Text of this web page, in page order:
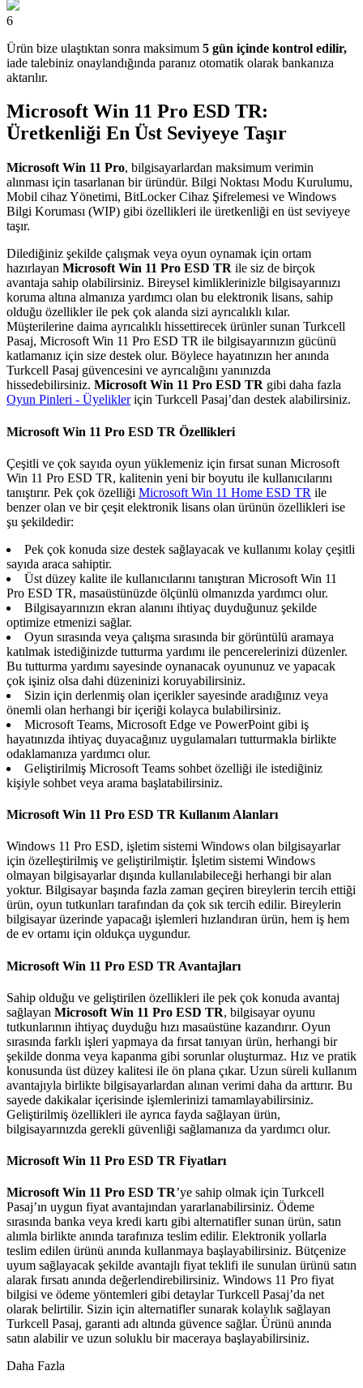
6
Ürün bize ulaştıktan sonra maksimum 5 gün içinde kontrol edilir,
iade talebiniz onaylandığında paranız otomatik olarak bankanıza
aktarılır.
Microsoft Win 11 Pro ESD TR:
Üretkenliği En Üst Seviyeye Taşır
Microsoft Win 11 Pro, bilgisayarlardan maksimum verimin
alınması için tasarlanan bir üründür. Bilgi Noktası Modu Kurulumu,
Mobil cihaz Yönetimi, BitLocker Cihaz Şifrelemesi ve Windows
Bilgi Koruması (WIP) gibi özellikleri ile üretkenliği en üst seviyeye
taşır.
Dilediğiniz şekilde çalışmak veya oyun oynamak için ortam
hazırlayan Microsoft Win 11 Pro ESD TR ile siz de birçok
avantaja sahip olabilirsiniz. Bireysel kimliklerinizle bilgisayarınızı
koruma altına almanıza yardımcı olan bu elektronik lisans, sahip
olduğu özellikler ile pek çok alanda sizi ayrıcalıklı kılar.
Müşterilerine daima ayrıcalıklı hissettirecek ürünler sunan Turkcell
Pasaj, Microsoft Win 11 Pro ESD TR ile bilgisayarınızın gücünü
katlamanız için size destek olur. Böylece hayatınızın her anında
Turkcell Pasaj güvencesini ve ayrıcalığını yanınızda
hissedebilirsiniz. Microsoft Win 11 Pro ESD TR gibi daha fazla
Oyun Pinleri - Üyelikleriçin Turkcell Pasaj’dan destek alabilirsiniz.
Microsoft Win 11 Pro ESD TR Özellikleri
Çeşitli ve çok sayıda oyun yüklemeniz için fırsat sunan Microsoft
Win 11 Pro ESD TR, kalitenin yeni bir boyutu ile kullanıcılarını
tanıştırır. Pek çok özelliği Microsoft Win 11 Home ESD TR ​ ile
benzer olan ve bir çeşit elektronik lisans olan ürünün özellikleri ise
şu şekildedir:
Pek çok konuda size destek sağlayacak ve kullanımı kolay çeşitli
sayıda araca sahiptir.
Üst düzey kalite ile kullanıcılarını tanıştıran Microsoft Win 11
Pro ESD TR, masaüstünüzde ölçünlü olmanızda yardımcı olur.
Bilgisayarınızın ekran alanını ihtiyaç duyduğunuz şekilde
optimize etmenizi sağlar.
Oyun sırasında veya çalışma sırasında bir görüntülü aramaya
katılmak istediğinizde tutturma yardımı ile pencerelerinizi düzenler.
Bu tutturma yardımı sayesinde oynanacak oyununuz ve yapacak
çok işiniz olsa dahi düzeninizi koruyabilirsiniz.
Sizin için derlenmiş olan içerikler sayesinde aradığınız veya
önemli olan herhangi bir içeriği kolayca bulabilirsiniz.
Microsoft Teams, Microsoft Edge ve PowerPoint gibi iş
hayatınızda ihtiyaç duyacağınız uygulamaları tutturmakla birlikte
odaklamanıza yardımcı olur.
Geliştirilmiş Microsoft Teams sohbet özelliği ile istediğiniz
kişiyle sohbet veya arama başlatabilirsiniz.
Microsoft Win 11 Pro ESD TR Kullanım Alanları
Windows 11 Pro ESD, işletim sistemi Windows olan bilgisayarlar
için özelleştirilmiş ve geliştirilmiştir. İşletim sistemi Windows
olmayan bilgisayarlar dışında kullanılabileceği herhangi bir alan
yoktur. Bilgisayar başında fazla zaman geçiren bireylerin tercih ettiği
ürün, oyun tutkunları tarafından da çok sık tercih edilir. Bireylerin
bilgisayar üzerinde yapacağı işlemleri hızlandıran ürün, hem iş hem
de ev ortamı için oldukça uygundur.
Microsoft Win 11 Pro ESD TR Avantajları
Sahip olduğu ve geliştirilen özellikleri ile pek çok konuda avantaj
sağlayan Microsoft Win 11 Pro ESD TR, bilgisayar oyunu
tutkunlarının ihtiyaç duyduğu hızı masaüstüne kazandırır. Oyun
sırasında farklı işleri yapmaya da fırsat tanıyan ürün, herhangi bir
şekilde donma veya kapanma gibi sorunlar oluşturmaz. Hız ve pratik
konusunda üst düzey kalitesi ile ön plana çıkar. Uzun süreli kullanım
avantajıyla birlikte bilgisayarlardan alınan verimi daha da arttırır. Bu
sayede dakikalar içerisinde işlemlerinizi tamamlayabilirsiniz.
Geliştirilmiş özellikleri ile ayrıca fayda sağlayan ürün,
bilgisayarınızda gerekli güvenliği sağlamanıza da yardımcı olur.
Microsoft Win 11 Pro ESD TR Fiyatları
Microsoft Win 11 Pro ESD TR’ye sahip olmak için Turkcell
Pasaj’ın uygun fiyat avantajından yararlanabilirsiniz. Ödeme
sırasında banka veya kredi kartı gibi alternatifler sunan ürün, satın
alıml​​a birlikte anında tarafınıza teslim edilir. Elektronik yollarla
teslim edilen ürünü anında kullanmaya başlayabilirsiniz. Bütçenize
uyum sağlayacak şekilde avantajlı fiyat teklifi ile sunulan ürünü satın
alarak fırsatı anında değerlendirebilirsiniz. Windows 11 Pro fiyat
bilgisi ve ödeme yöntemleri gibi detaylar Turkcell Pasaj’da net
olarak belirtilir. Sizin için alternatifler sunarak kolaylık sağlayan
Turkcell Pasaj, garanti adı altında güvence sağlar. Ürünü anında
satın alabilir ve uzun soluklu bir maceraya başlayabilirsiniz.
Daha Fazla